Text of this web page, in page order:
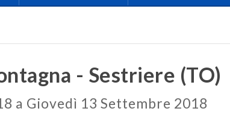
- Sestriere (TO)
a Giovedì 13 Settembre 2018